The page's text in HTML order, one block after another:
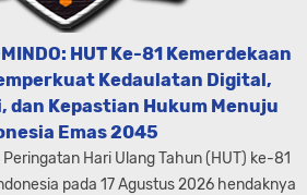
HUT Ke-81 Kemerdekaan
Kedaulatan Digital,
dan Kepastian Hukum Menuju
Emas 2045
Hari Ulang Tahun (HUT) ke-81
pada 17 Agustus 2026 hendaknya